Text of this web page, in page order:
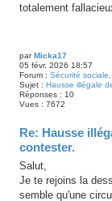
totalement
parMicka17
05 févr. 2026 18:57
Forum : Sécurité
Sujet : Hausse illégale
Réponses : 10
Vues : 7672
Re: Hausse
contester.
Salut,
Je te rejoins la
semble qu'une